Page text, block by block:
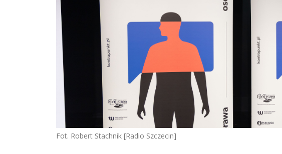
Fot. Robert Stachnik [Radio Szczecin]